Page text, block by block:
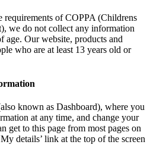
requirements of COPPA (Childrens
we do not collect any information
age. Our website, products and
who are at least 13 years old or
known as Dashboard), where you
at any time, and change your
get to this page from most pages on
details’ link at the top of the screen